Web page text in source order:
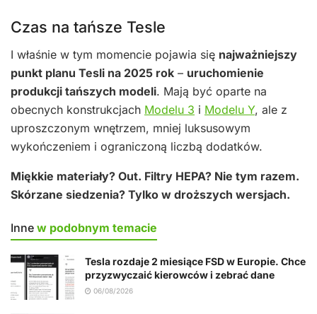
Czas na tańsze Tesle
I właśnie w tym momencie pojawia się najważniejszy
punkt planu Tesli na 2025 rok – uruchomienie
produkcji tańszych modeli. Mają być oparte na
obecnych konstrukcjach Modelu 3 i Modelu Y, ale z
uproszczonym wnętrzem, mniej luksusowym
wykończeniem i ograniczoną liczbą dodatków.
Miękkie materiały? Out. Filtry HEPA? Nie tym razem.
Skórzane siedzenia? Tylko w droższych wersjach.
Inne w podobnym temacie
Tesla rozdaje 2 miesiące FSD w Europie. Chce
przyzwyczaić kierowców i zebrać dane
06/08/2026